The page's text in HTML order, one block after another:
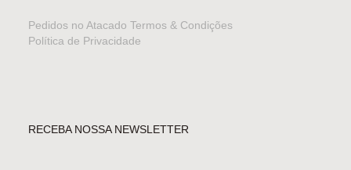
Pedidos no Atacado Termos & Condições
Política de Privacidade
RECEBA NOSSA NEWSLETTER